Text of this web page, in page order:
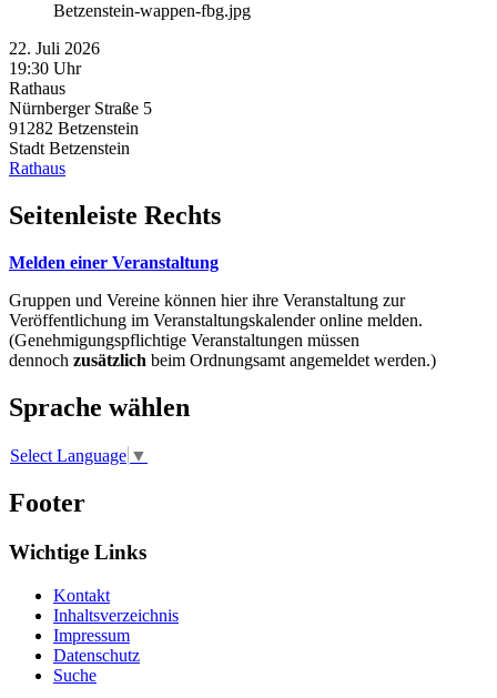
Betzenstein-wappen-fbg.jpg
22. Juli 2026
19:30 Uhr
Rathaus
Nürnberger Straße 5
91282 Betzenstein
Stadt Betzenstein
Rathaus
Seitenleiste Rechts
Melden einer Veranstaltung
Gruppen und Vereine können hier ihre Veranstaltung zur
Veröffentlichung im Veranstaltungskalender online melden.
(Genehmigungspflichtige Veranstaltungen müssen
dennoch zusätzlich beim Ordnungsamt angemeldet werden.)
Sprache wählen
Select Language ▼
Footer
Wichtige Links
Kontakt
Inhaltsverzeichnis
Impressum
Datenschutz
Suche